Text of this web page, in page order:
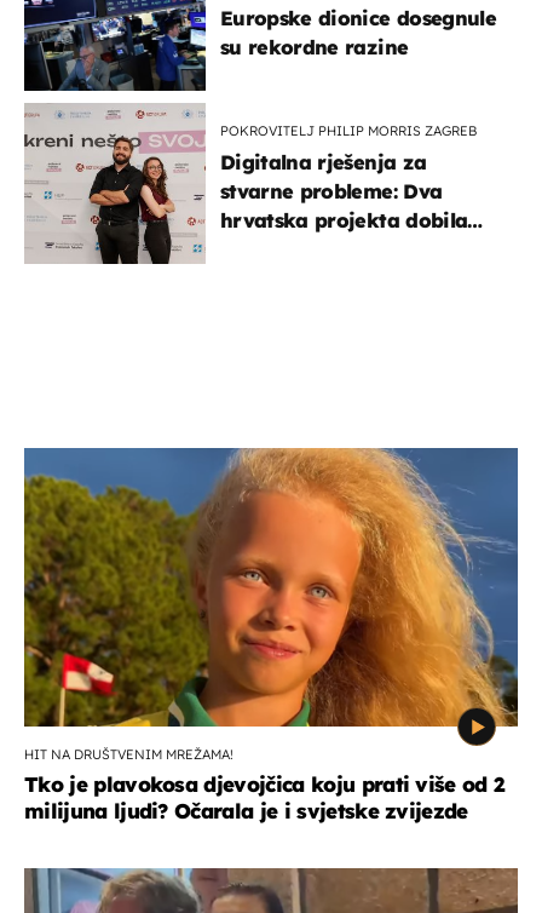
Europske dionice dosegnule
su rekordne razine
POKROVITELJ PHILIP MORRIS ZAGREB
Digitalna rješenja za
stvarne probleme: Dva
hrvatska projekta dobila
HIT NA DRUŠTVENIM MREŽAMA!
Tko je plavokosa djevojčica koju prati više od 2
milijuna ljudi? Očarala je i svjetske zvijezde